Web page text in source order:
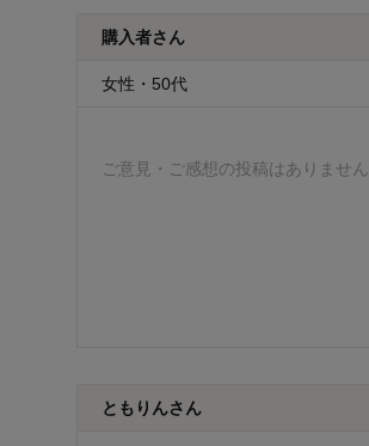
購入者さん
女性・50代
ご意見・ご感想の投稿はありません
ともりんさん